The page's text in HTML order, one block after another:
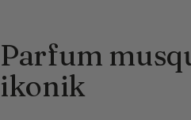
Parfum
ikonik